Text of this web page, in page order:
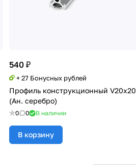
540 ₽
+ 27 Бонусных рублей
Профиль конструкционный V20х20
(Ан. серебро)
0 0 В наличии
В корзину